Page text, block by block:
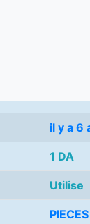
il y a 6
1 DA
Utilise